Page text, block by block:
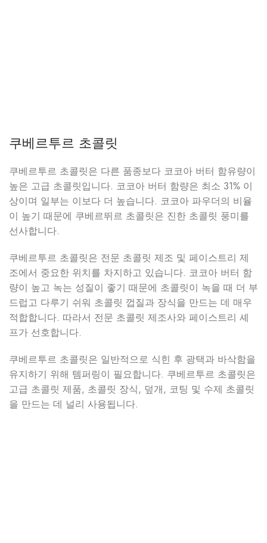
쿠베르투르 초콜릿
쿠베르투르 초콜릿은 다른 품종보다 코코아 버터 함유량이
높은 고급 초콜릿입니다. 코코아 버터 함량은 최소 31% 이
상이며 일부는 이보다 더 높습니다. 코코아 파우더의 비율
이 높기 때문에 쿠베르뛰르 초콜릿은 진한 초콜릿 풍미를
선사합니다.
쿠베르투르 초콜릿은 전문 초콜릿 제조 및 페이스트리 제
조에서 중요한 위치를 차지하고 있습니다. 코코아 버터 함
량이 높고 녹는 성질이 좋기 때문에 초콜릿이 녹을 때 더 부
드럽고 다루기 쉬워 초콜릿 껍질과 장식을 만드는 데 매우
적합합니다. 따라서 전문 초콜릿 제조사와 페이스트리 셰
프가 선호합니다.
쿠베르투르 초콜릿은 일반적으로 식힌 후 광택과 바삭함을
유지하기 위해 템퍼링이 필요합니다. 쿠베르투르 초콜릿은
고급 초콜릿 제품, 초콜릿 장식, 덮개, 코팅 및 수제 초콜릿
을 만드는 데 널리 사용됩니다.